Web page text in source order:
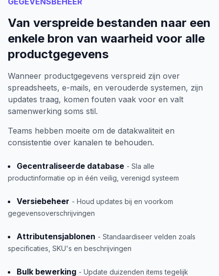
Van verspreide bestanden naar een
enkele bron van waarheid voor alle
productgegevens
Wanneer productgegevens verspreid zijn over
spreadsheets, e-mails, en verouderde systemen, zijn
updates traag, komen fouten vaak voor en valt
samenwerking soms stil.
Teams hebben moeite om de datakwaliteit en
consistentie over kanalen te behouden.
Gecentraliseerde database - Sla alle
productinformatie op in één veilig, verenigd systeem
Versiebeheer - Houd updates bij en voorkom
gegevensoverschrijvingen
Attributensjablonen - Standaardiseer velden zoals
specificaties, SKU's en beschrijvingen
Bulk bewerking - Update duizenden items tegelijk